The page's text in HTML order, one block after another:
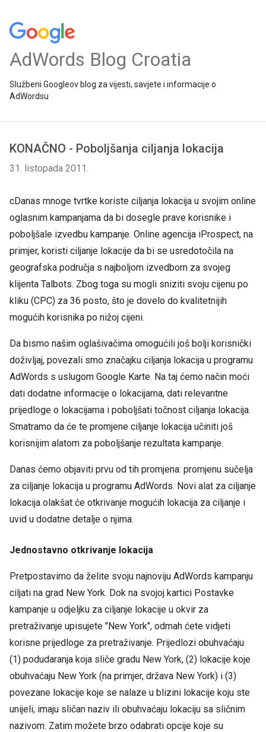
AdWords Blog Croatia
Službeni Googleov blog za vijesti, savjete i informacije o
AdWordsu
KONAČNO - Poboljšanja ciljanja lokacija
31. listopada 2011.
cDanas mnoge tvrtke koriste ciljanja lokacija u svojim online
oglasnim kampanjama da bi dosegle prave korisnike i
poboljšale izvedbu kampanje. Online agencija iProspect, na
primjer, koristi ciljanje lokacije da bi se usredotočila na
geografska područja s najboljom izvedbom za svojeg
klijenta Talbots. Zbog toga su mogli sniziti svoju cijenu po
kliku (CPC) za 36 posto, što je dovelo do kvalitetnijih
mogućih korisnika po nižoj cijeni.
Da bismo našim oglašivačima omogućili još bolji korisnički
doživljaj, povezali smo značajku ciljanja lokacija u programu
AdWords s uslugom Google Karte. Na taj ćemo način moći
dati dodatne informacije o lokacijama, dati relevantne
prijedloge o lokacijama i poboljšati točnost ciljanja lokacija.
Smatramo da će te promjene ciljanje lokacija učiniti još
korisnijim alatom za poboljšanje rezultata kampanje.
Danas ćemo objaviti prvu od tih promjena: promjenu sučelja
za ciljanje lokacija u programu AdWords. Novi alat za ciljanje
lokacija olakšat će otkrivanje mogućih lokacija za ciljanje i
uvid u dodatne detalje o njima.
Jednostavno otkrivanje lokacija
Pretpostavimo da želite svoju najnoviju AdWords kampanju
ciljati na grad New York. Dok na svojoj kartici Postavke
kampanje u odjeljku za ciljanje lokacije u okvir za
pretraživanje upisujete "New York", odmah ćete vidjeti
korisne prijedloge za pretraživanje. Prijedlozi obuhvaćaju
(1) podudaranja koja sliče gradu New York, (2) lokacije koje
obuhvaćaju New York (na primjer, država New York) i (3)
povezane lokacije koje se nalaze u blizini lokacije koju ste
unijeli, imaju sličan naziv ili obuhvaćaju lokaciju sa sličnim
nazivom. Zatim možete brzo odabrati opcije koje su